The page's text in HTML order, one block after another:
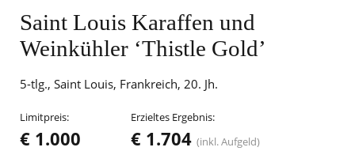
Saint Louis Karaffen und
Weinkühler ‘Thistle Gold’
5-tlg., Saint Louis, Frankreich, 20. Jh.
Limitpreis:
€ 1.000
Erzieltes Ergebnis:
€ 1.704 (inkl. Aufgeld)